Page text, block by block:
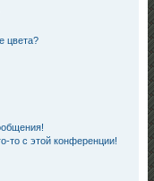
цвета?
то с этой конференции!